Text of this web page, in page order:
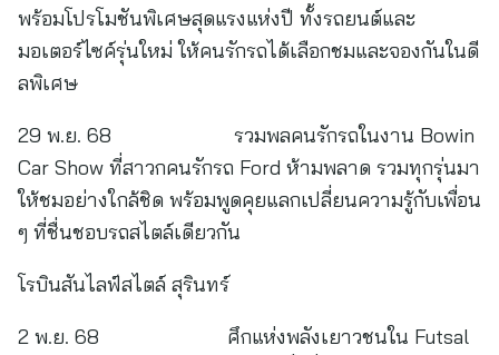
พร้อมโปรโมชันพิเศษสุดแรงแห่งปี ทั้งรถยนต์และ
มอเตอร์ไซค์รุ่นใหม่ ให้คนรักรถได้เลือกชมและจองกันในดี
ลพิเศษ
29 พ.ย. 68 รวมพลคนรักรถในงาน Bowin
Car Show ที่สาวกคนรักรถ Ford ห้ามพลาด รวมทุกรุ่นมา
ให้ชมอย่างใกล้ชิด พร้อมพูดคุยแลกเปลี่ยนความรู้กับเพื่อน
ๆ ที่ชื่นชอบรถสไตล์เดียวกัน
โรบินสันไลฟ์สไตล์ สุรินทร์
2 พ.ย. 68 ศึกแห่งพลังเยาวชนใน Futsal